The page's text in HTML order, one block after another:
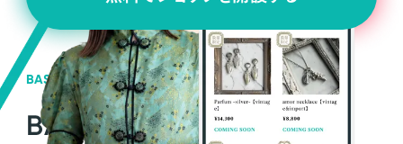
BASEの強み
BASEが強い3つの理由